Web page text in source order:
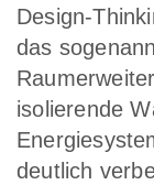
Design-
das
isolierende
deutlich